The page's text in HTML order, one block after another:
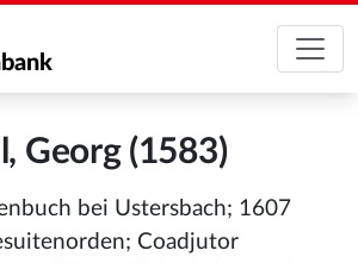
Georg (1583)
bei Ustersbach; 1607
Coadjutor